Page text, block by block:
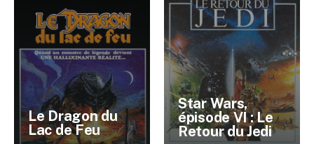
Le Dragon du
Lac de Feu
Star Wars,
épisode VI : Le
Retour du Jedi